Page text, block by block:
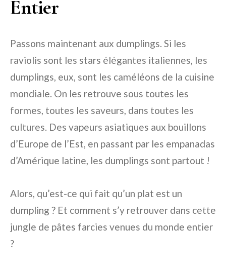
Entier
Passons maintenant aux dumplings. Si les
raviolis sont les stars élégantes italiennes, les
dumplings, eux, sont les caméléons de la cuisine
mondiale. On les retrouve sous toutes les
formes, toutes les saveurs, dans toutes les
cultures. Des vapeurs asiatiques aux bouillons
d’Europe de l’Est, en passant par les empanadas
d’Amérique latine, les dumplings sont partout !
Alors, qu’est-ce qui fait qu’un plat est un
dumpling ? Et comment s’y retrouver dans cette
jungle de pâtes farcies venues du monde entier
?